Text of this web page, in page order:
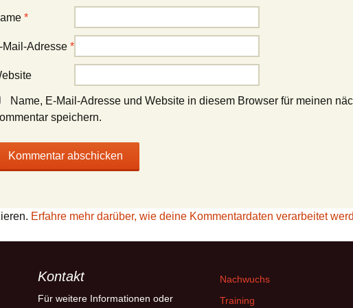
*
Mail-Adresse *
Name, E-Mail-Adresse und Website in diesem Browser für meinen
speichern.
Erfahre mehr darüber, wie deine Kommentardaten verarbeitet
Kontakt
Für weitere Informationen oder
Nachwuchs
Training